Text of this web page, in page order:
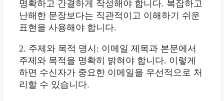
명확하고 간결하게 작성해야 합니다. 복잡하고
난해한 문장보다는 직관적이고 이해하기 쉬운
표현을 사용해야 합니다.
2. 주제와 목적 명시: 이메일 제목과 본문에서
주제와 목적을 명확히 밝혀야 합니다. 이렇게
하면 수신자가 중요한 이메일을 우선적으로 처
리할 수 있습니다.